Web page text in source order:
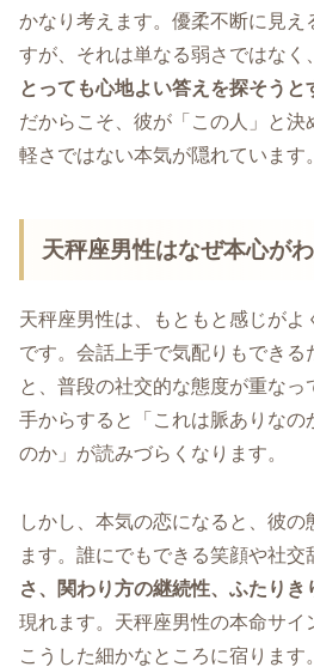
かなり考えます。優柔不断に見え
すが、それは単なる弱さではなく、
とっても心地よい答えを探そうと
だからこそ、彼が「この人」と決
軽さではない本気が隠れています。
天秤座男性はなぜ本心が
天秤座男性は、もともと感じがよ
です。会話上手で気配りもでき
と、普段の社交的な態度が重な
手からすると「これは脈ありなの
のか」が読みづらくなります。
しかし、本気の恋になると、彼の
ます。誰にでもできる笑顔や社交
さ、関わり方の継続性、ふたりき
現れます。天秤座男性の本命サイ
こうした細かなところに宿ります。